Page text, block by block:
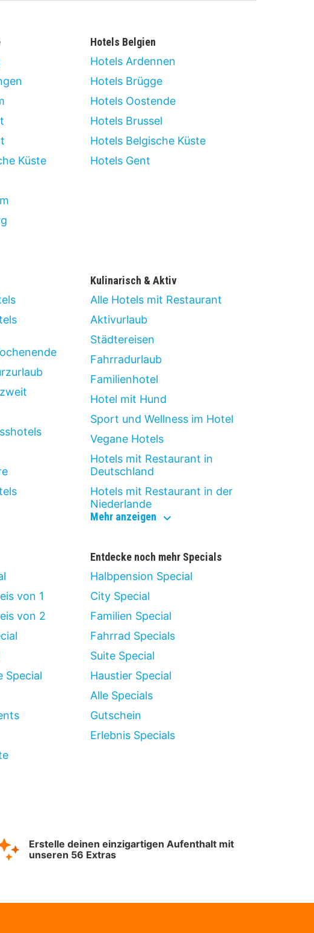
Küste
Hotels Belgien
Hotels Ardennen
Hotels Brügge
Hotels Oostende
Hotels Brussel
Hotels Belgische Küste
Hotels Gent
Kulinarisch & Aktiv
Alle Hotels mit Restaurant
Aktivurlaub
Städtereisen
Fahrradurlaub
Familienhotel
Hotel mit Hund
Sport und Wellness im Hotel
Vegane Hotels
Hotels mit Restaurant in
Deutschland
Hotels mit Restaurant in der
Niederlande
Mehr anzeigen kulinarisch
von 1
von 2
Special
Entdecke noch mehr Specials
Halbpension Special
City Special
Familien Special
Fahrrad Specials
Suite Special
Haustier Special
Alle Specials
Gutschein
Erlebnis Specials
Erstelle deinen einzigartigen Aufenthalt mit
unseren 56 Extras